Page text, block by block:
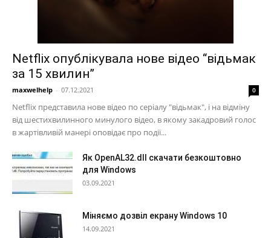
Netflix опублікувала нове відео “відьмак
за 15 хвилин”
maxwelhelp - 07.12.2021 0
Netflix представила нове відео по серіалу "відьмак", і на відміну
від шестихвилинного минулого відео, в якому закадровий голос
в жартівливій манері оповідає про події...
Як OpenAL32.dll скачати безкоштовно
для Windows
03.09.2021
Міняємо дозвіл екрану Windows 10
14.09.2021